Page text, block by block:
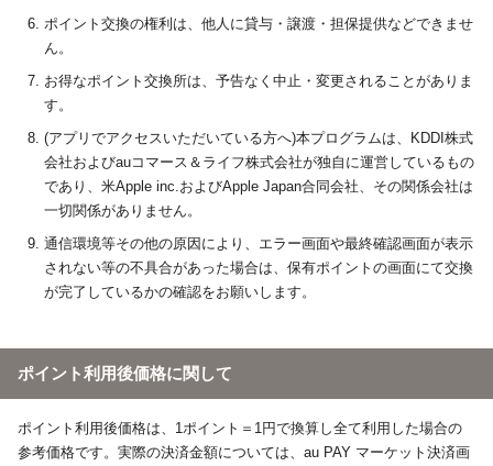
ポイント交換の権利は、他人に貸与・譲渡・担保提供などできませ
ん。
お得なポイント交換所は、予告なく中止・変更されることがありま
す。
(アプリでアクセスいただいている方へ)本プログラムは、KDDI株式
会社およびauコマース＆ライフ株式会社が独自に運営しているもの
であり、米Apple inc.およびApple Japan合同会社、その関係会社は
一切関係がありません。
通信環境等その他の原因により、エラー画面や最終確認画面が表示
されない等の不具合があった場合は、保有ポイントの画面にて交換
が完了しているかの確認をお願いします。
ポイント利用後価格に関して
ポイント利用後価格は、1ポイント＝1円で換算し全て利用した場合の
参考価格です。実際の決済金額については、au PAY マーケット決済画